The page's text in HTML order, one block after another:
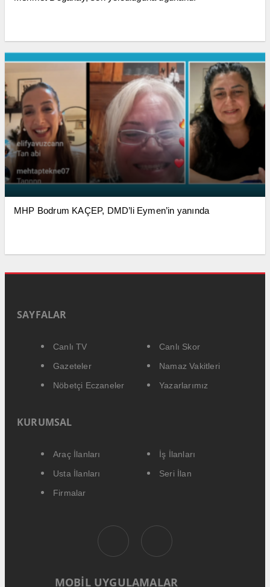
MHP Bodrum KAÇEP, DMD’li Eymen’in yanında
SAYFALAR
Canlı TV
Canlı Skor
Gazeteler
Namaz Vakitleri
Nöbetçi Eczaneler
Yazarlarımız
KURUMSAL
Araç İlanları
İş İlanları
Usta İlanları
Seri İlan
Firmalar
MOBİL UYGULAMALAR